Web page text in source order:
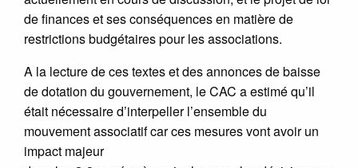
de finances et ses conséquences en matière de
restrictions budgétaires pour les associations.
A la lecture de ces textes et des annonces de baisse
de dotation du gouvernement, le CAC a estimé qu’il
était nécessaire d’interpeller l’ensemble du
mouvement associatif car ces mesures vont avoir un
impact majeur